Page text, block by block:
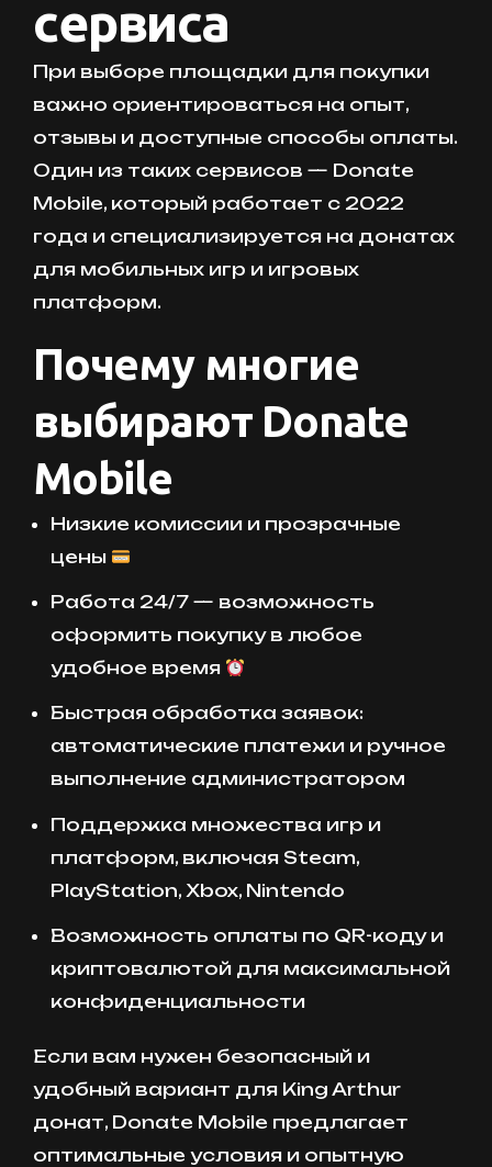
сервиса
При выборе площадки для покупки
важно ориентироваться на опыт,
отзывы и доступные способы оплаты.
Один из таких сервисов — Donate
Mobile, который работает с 2022
года и специализируется на донатах
для мобильных игр и игровых
платформ.
Почему многие
выбирают Donate
Mobile
Низкие комиссии и прозрачные
цены
Работа 24/7 — возможность
оформить покупку в любое
удобное время
Быстрая обработка заявок:
автоматические платежи и ручное
выполнение администратором
Поддержка множества игр и
платформ, включая Steam,
PlayStation, Xbox, Nintendo
Возможность оплаты по QR-коду и
криптовалютой для максимальной
конфиденциальности
Если вам нужен безопасный и
удобный вариант для King Arthur
донат, Donate Mobile предлагает
оптимальные условия и опытную